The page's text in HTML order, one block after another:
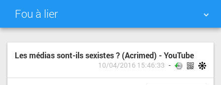
Fou à lier
NUAGE DE TAGS MUR D'IMAGES
Les médias sont-ils sexistes ? (Acrimed) - YouTube
10/04/2016 15:46:33